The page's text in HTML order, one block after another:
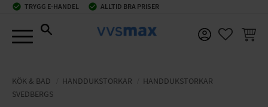
check_circle TRYGG E-HANDEL check_circle ALLTID BRA PRISER
KÖK & BAD HANDDUKSTORKAR
HANDDUKSTORKAR
SVEDBERGS